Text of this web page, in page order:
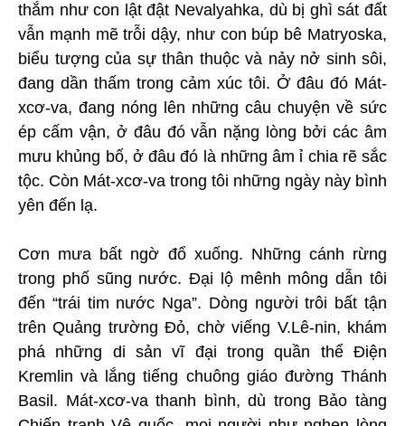
thắm như con lật đật Nevalyahka, dù bị ghì sát đất
vẫn mạnh mẽ trỗi dậy, như con búp bê Matryoska,
biểu tượng của sự thân thuộc và nảy nở sinh sôi,
đang dần thấm trong cảm xúc tôi. Ở đâu đó Mát-
xcơ-va, đang nóng lên những câu chuyện về sức
ép cấm vận, ở đâu đó vẫn nặng lòng bởi các âm
mưu khủng bố, ở đâu đó là những âm ỉ chia rẽ sắc
tộc. Còn Mát-xcơ-va trong tôi những ngày này bình
yên đến lạ.
Cơn mưa bất ngờ đổ xuống. Những cánh rừng
trong phố sũng nước. Đại lộ mênh mông dẫn tôi
đến “trái tim nước Nga”. Dòng người trôi bất tận
trên Quảng trường Đỏ, chờ viếng V.Lê-nin, khám
phá những di sản vĩ đại trong quần thể Điện
Kremlin và lắng tiếng chuông giáo đường Thánh
Basil. Mát-xcơ-va thanh bình, dù trong Bảo tàng